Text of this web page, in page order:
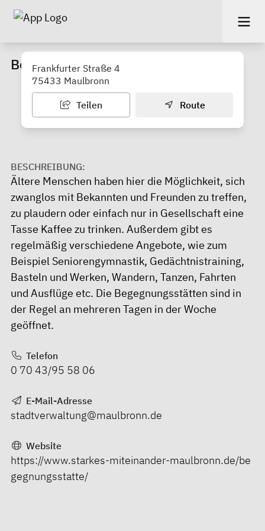
Begegnungsstätte „Postscheuer“
Frankfurter Straße 4
75433 Maulbronn
Teilen Route
BESCHREIBUNG:
Ältere Menschen haben hier die Möglichkeit, sich
zwanglos mit Bekannten und Freunden zu treffen,
zu plaudern oder einfach nur in Gesellschaft eine
Tasse Kaffee zu trinken. Außerdem gibt es
regelmäßig verschiedene Angebote, wie zum
Beispiel Seniorengymnastik, Gedächtnistraining,
Basteln und Werken, Wandern, Tanzen, Fahrten
und Ausflüge etc. Die Begegnungsstätten sind in
der Regel an mehreren Tagen in der Woche
geöffnet.
Telefon
0 70 43/95 58 06
E-Mail-Adresse
stadtverwaltung@maulbronn.de
Website
https://www.starkes-miteinander-maulbronn.de/be
gegnungsstatte/